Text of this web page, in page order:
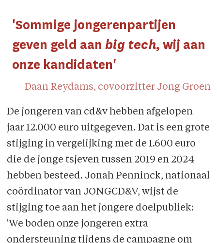
'Sommige jongeren­partijen
geven geld aanbig tech, wij aan
onze kandidaten'
Daan Reydams, covoorzitter Jong Groen
De jongeren van cd&v hebben afgelopen
jaar 12.000 euro uitgegeven. Dat is een grote
stijging in vergelijking met de 1.600 euro
die de jonge tsjeven tussen 2019 en 2024
hebben besteed. Jonah Penninck, nationaal
coördinator van JONGCD&V, wijst de
stijging toe aan het jongere doelpubliek:
'We boden onze jongeren extra
ondersteuning tijdens de campagne om